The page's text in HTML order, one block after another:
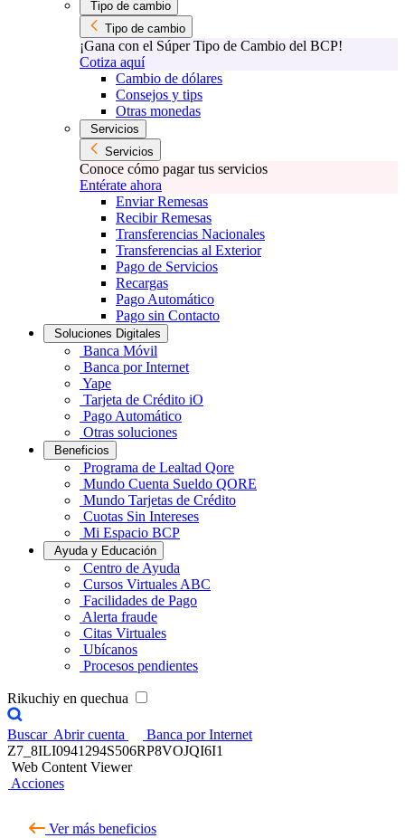
Tipo de cambio
Tipo de cambio
¡Gana con el Súper Tipo de Cambio del BCP!
Cotiza aquí
Cambio de dólares
Consejos y tips
Otras monedas
Servicios
Servicios
Conoce cómo pagar tus servicios
Entérate ahora
Enviar Remesas
Recibir Remesas
Transferencias Nacionales
Transferencias al Exterior
Pago de Servicios
Recargas
Pago Automático
Pago sin Contacto
Soluciones Digitales
Banca Móvil
Banca por Internet
Yape
Tarjeta de Crédito iO
Pago Automático
Otras soluciones
Beneficios
Programa de Lealtad Qore
Mundo Cuenta Sueldo QORE
Mundo Tarjetas de Crédito
Cuotas Sin Intereses
Mi Espacio BCP
Ayuda y Educación
Centro de Ayuda
Cursos Virtuales ABC
Facilidades de Pago
Alerta fraude
Citas Virtuales
Ubícanos
Procesos pendientes
Rikuchiy en quechua
Buscar Abrir cuenta
Banca por Internet
Z7_8ILI0941294S506RP8VOJQI6I1
Web Content Viewer
Acciones
Ver más beneficios